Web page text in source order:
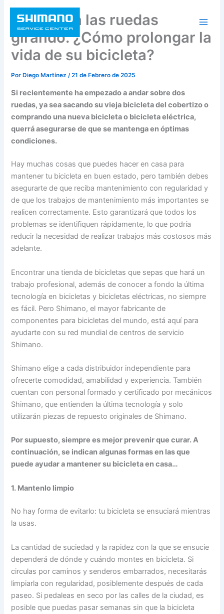
contenido
Mantenga las ruedas
girando: ¿Cómo prolongar la
vida de su bicicleta?
PorDiego Martínez/21 de Febrero de 2025
Si recientemente ha empezado a andar sobre dos
ruedas, ya sea sacando su vieja bicicleta del cobertizo o
comprando una nueva bicicleta o bicicleta eléctrica,
querrá asegurarse de que se mantenga en óptimas
condiciones.
Hay muchas cosas que puedes hacer en casa para
mantener tu bicicleta en buen estado, pero también debes
asegurarte de que reciba mantenimiento con regularidad y
de que los trabajos de mantenimiento más importantes se
realicen correctamente. Esto garantizará que todos los
problemas se identifiquen rápidamente, lo que podría
reducir la necesidad de realizar trabajos más costosos más
adelante.
Encontrar una tienda de bicicletas que sepas que hará un
trabajo profesional, además de conocer a fondo la última
tecnología en bicicletas y bicicletas eléctricas, no siempre
es fácil. Pero Shimano, el mayor fabricante de
componentes para bicicletas del mundo, está aquí para
ayudarte con su red mundial de centros de servicio
Shimano.
Shimano elige a cada distribuidor independiente para
ofrecerte comodidad, amabilidad y experiencia. También
cuentan con personal formado y certificado por mecánicos
Shimano, que entienden la última tecnología y solo
utilizarán piezas de repuesto originales de Shimano.
Por supuesto, siempre es mejor prevenir que curar. A
continuación, se indican algunas formas en las que
puede ayudar a mantener su bicicleta en casa…
1. Mantenlo limpio
No hay forma de evitarlo: tu bicicleta se ensuciará mientras
la usas.
La cantidad de suciedad y la rapidez con la que se ensucie
dependerá de dónde y cuándo montes en bicicleta. Si
circulas por caminos y senderos embarrados, necesitarás
limpiarla con regularidad, posiblemente después de cada
paseo. Si pedaleas en seco por las calles de la ciudad, es
posible que puedas pasar semanas sin que la bicicleta